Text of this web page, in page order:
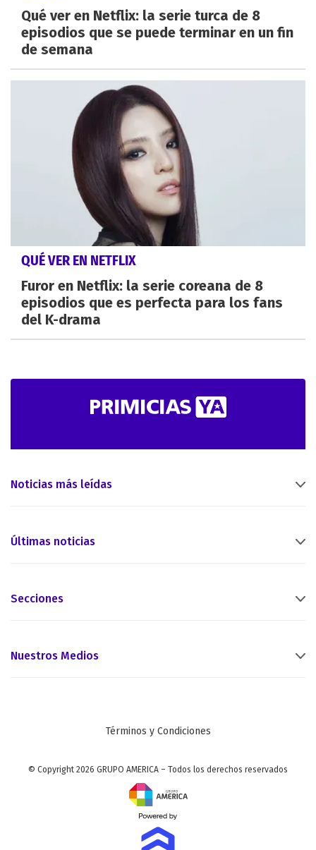
Qué ver en Netflix: la serie turca de 8
episodios que se puede terminar en un fin
de semana
QUÉ VER EN NETFLIX
Furor en Netflix: la serie coreana de 8
episodios que es perfecta para los fans
del K-drama
Noticias más leídas
Últimas noticias
Secciones
Nuestros Medios
Términos y Condiciones
© Copyright 2026 GRUPO AMERICA – Todos los derechos reservados